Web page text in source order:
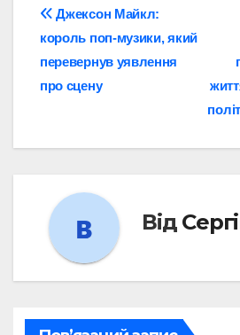
Навігація
записів
Джексон Майкл:
король поп-музики, який
перевернув уявлення
про сцену
Від